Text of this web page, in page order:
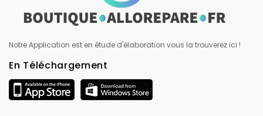
Notre Application est en étude d'élaboration vous la trouverez ici !
En Téléchargement